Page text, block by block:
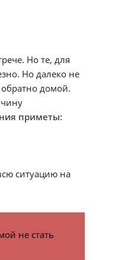
Но те, для
Но далеко не
домой.
приметы:
ситуацию на
не стать